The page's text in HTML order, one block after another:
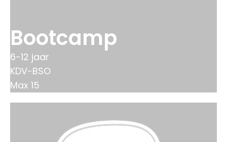
Bootcamp
6-12 jaar
KDV-BSO
Max 15